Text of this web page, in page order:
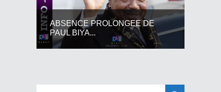
ABSENCE PROLONGEE DE
PAUL BIYA...